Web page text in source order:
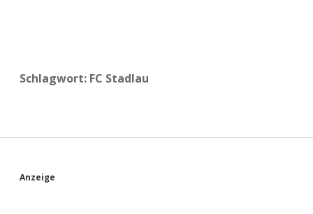
Schlagwort: FC Stadlau
S
Anzeige